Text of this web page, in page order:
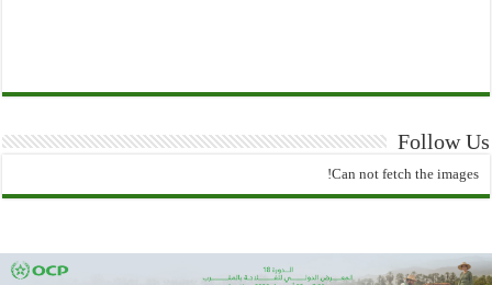
Follow Us
Can not fetch the images!